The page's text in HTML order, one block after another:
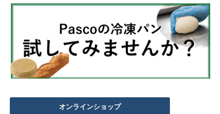
オンラインショップ